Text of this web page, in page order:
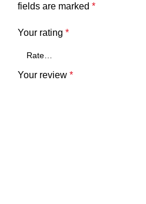
fields are marked *
Your rating *
Your review *